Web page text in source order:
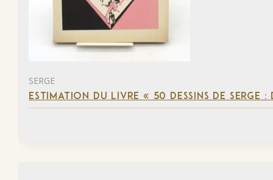
SERGE
ESTIMATION DU LIVRE « 50 DESSINS DE SERGE